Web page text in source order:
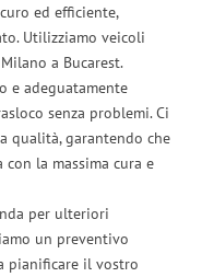
ed efficiente,
Utilizziamo veicoli
a Bucarest.
e adeguatamente
senza problemi. Ci
qualità, garantendo che
la massima cura e
per ulteriori
un preventivo
pianificare il vostro